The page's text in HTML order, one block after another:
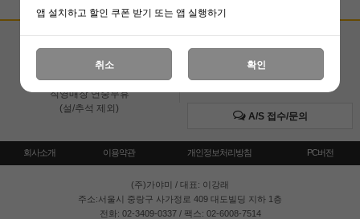
고객상담센터
온라인 : 02-3409-0337
직영매장 : 02-3409-0339
직영매장 연중무휴
(설/추석 제외)
입금계좌안내
국민은행 051001-04-100255
A/S 접수/문의
회사소개 이용약관 개인정보처리방침 PC버전
(주)가야미 / 대표: 이강래
주소:서울시 중랑구 사가정로 409 대도빌딩 지하 1층
전화: 02-3409-0337 / 팩스: 02-6008-7514
앱 설치하고 할인 쿠폰 받기 또는 앱 실행하기
취소 확인